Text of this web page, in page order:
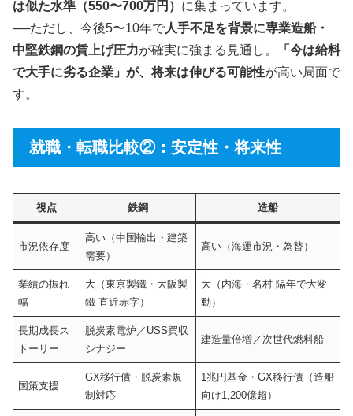
は似た水準（550〜700万円） に集まっています。
──ただし、今後5〜10年で人手不足を背景に専業造船・
中堅鉄鋼の賃上げ圧力が確実に強まる見通し。
「今は給料
で大手に劣る企業」が、将来は伸びる可能性が高い局面で
す。
就職・転職比較②：安定性・将来性
視点 鉄鋼 造船
市況依存度
高い（中国輸出・建築
需要）
高い（海運市況・為替）
業績の振れ
幅
大（東京製鐵・大阪製
鐵 直近赤字）
大（内海・名村 隔年で大変
動）
長期成長ス
トーリー
脱炭素電炉／USS買収
シナジー
建造量倍増／次世代燃料船
国策支援
GX移行債・脱炭素規
制対応
1兆円基金・GX移行債（造船
向け1,200億超）